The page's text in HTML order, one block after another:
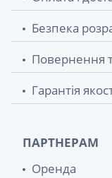
Безпека
Повернення
Гарантія
ПАРТНЕРАМ
Оренда